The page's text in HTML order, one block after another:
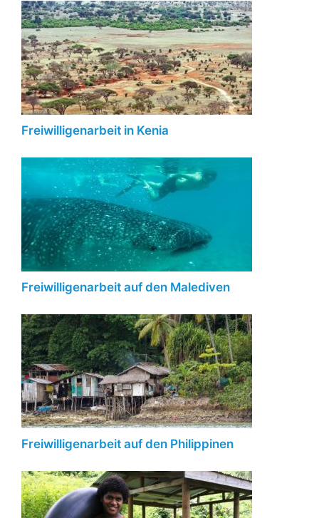
Freiwilligenarbeit in Kenia
Freiwilligenarbeit auf den Malediven
Freiwilligenarbeit auf den Philippinen